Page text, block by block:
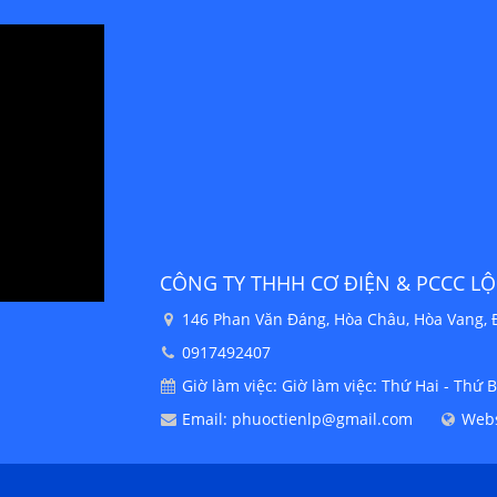
CÔNG TY TNHH MTV CƠ ĐIỆN
VP.HCM: 38 Thới An 8, P.Thới An,
+84 904478000
Giờ làm việc: Giờ làm việc: Thứ Hai
Email: phuoctienlp@gmail.com